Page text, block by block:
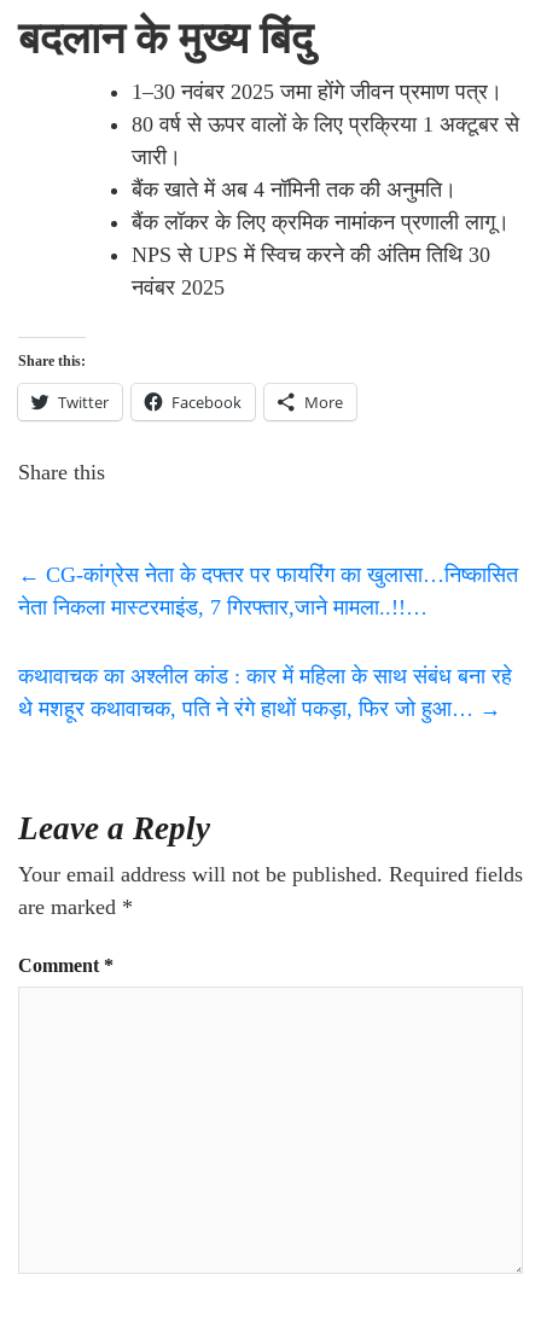
बदलान के मुख्य बिंदु
1–30 नवंबर 2025 जमा होंगे जीवन प्रमाण पत्र।
80 वर्ष से ऊपर वालों के लिए प्रक्रिया 1 अक्टूबर से
जारी।
बैंक खाते में अब 4 नॉमिनी तक की अनुमति।
बैंक लॉकर के लिए क्रमिक नामांकन प्रणाली लागू।
NPS से UPS में स्विच करने की अंतिम तिथि 30
नवंबर 2025
Share this:
Twitter Facebook More
Share this
← CG-कांग्रेस नेता के दफ्तर पर फायरिंग का खुलासा…निष्कासित
नेता निकला मास्टरमाइंड, 7 गिरफ्तार,जाने मामला..!!…
कथावाचक का अश्लील कांड : कार में महिला के साथ संबंध बना रहे
थे मशहूर कथावाचक, पति ने रंगे हाथों पकड़ा, फिर जो हुआ… →
Leave a Reply
Your email address will not be published. Required fields
are marked *
Comment *